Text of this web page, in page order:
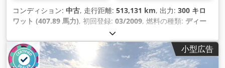
コンディション: 中古, 走行距離: 513,131 km, 出力: 300 キロ
ワット (407.89 馬力), 初回登録: 03/2009, 燃料の種類: ディー
機械式
ーダ, 製造年:2009, 装備:ABS（アンチロック・ブレーキ・シ
ステム）, エアコン, クルーズコントロール, 小型広告